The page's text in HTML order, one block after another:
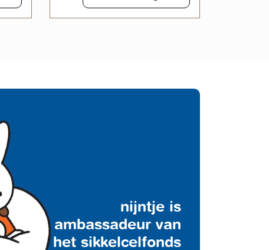
nijntje is
ambassadeur van
het sikkelcelfonds